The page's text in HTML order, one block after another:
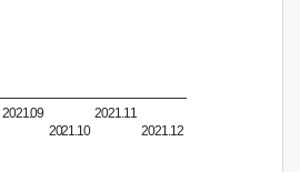
2021.09
2021.10
2021.11
2021.12